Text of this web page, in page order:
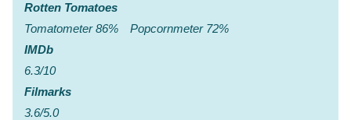
Rotten Tomatoes
Tomatometer 86% Popcornmeter 72%
IMDb
6.3/10
Filmarks
3.6/5.0